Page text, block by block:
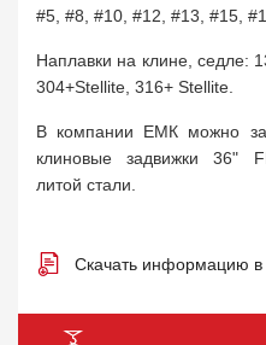
#5, #8, #10, #12, #13, #15,
Наплавки на клине, седле:
304+Stellite, 316+ Stellite.
В компании ЕМК можно
клиновые задвижки 36"
литой стали.
Скачать информацию в